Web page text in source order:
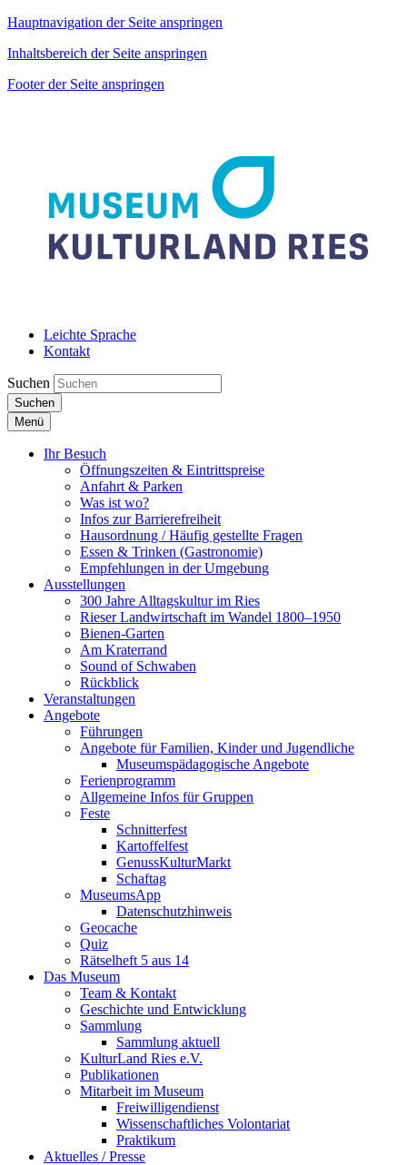
Hauptnavigation der Seite anspringen
Inhaltsbereich der Seite anspringen
Footer der Seite anspringen
Leichte Sprache
Kontakt
Suchen
Suchen
Menü
Ihr Besuch
Öffnungszeiten & Eintrittspreise
Anfahrt & Parken
Was ist wo?
Infos zur Barrierefreiheit
Hausordnung / Häufig gestellte Fragen
Essen & Trinken (Gastronomie)
Empfehlungen in der Umgebung
Ausstellungen
300 Jahre Alltagskultur im Ries
Rieser Landwirtschaft im Wandel 1800–1950
Bienen-Garten
Am Kraterrand
Sound of Schwaben
Rückblick
Veranstaltungen
Angebote
Führungen
Angebote für Familien, Kinder und Jugendliche
Museumspädagogische Angebote
Ferienprogramm
Allgemeine Infos für Gruppen
Feste
Schnitterfest
Kartoffelfest
GenussKulturMarkt
Schaftag
MuseumsApp
Datenschutzhinweis
Geocache
Quiz
Rätselheft 5 aus 14
Das Museum
Team & Kontakt
Geschichte und Entwicklung
Sammlung
Sammlung aktuell
KulturLand Ries e.V.
Publikationen
Mitarbeit im Museum
Freiwilligendienst
Wissenschaftliches Volontariat
Praktikum
Aktuelles / Presse